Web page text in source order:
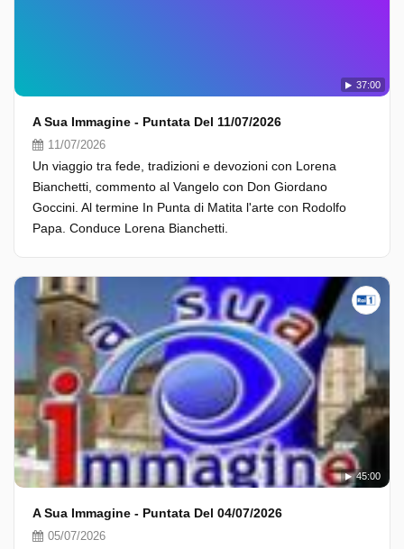
37:00
A Sua Immagine - Puntata Del 11/07/2026
11/07/2026
Un viaggio tra fede, tradizioni e devozioni con Lorena
Bianchetti, commento al Vangelo con Don Giordano
Goccini. Al termine In Punta di Matita l'arte con Rodolfo
Papa. Conduce Lorena Bianchetti.
45:00
A Sua Immagine - Puntata Del 04/07/2026
05/07/2026